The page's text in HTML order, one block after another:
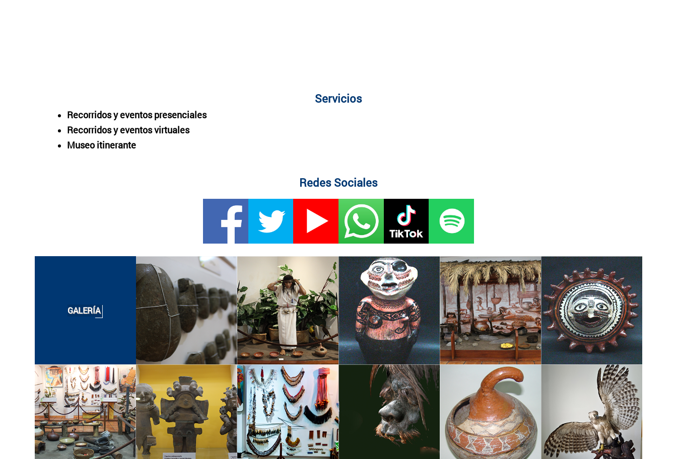
Servicios
Recorridos y eventos presenciales
Recorridos y eventos virtuales
Museo itinerante
Redes Sociales
GALERÍA